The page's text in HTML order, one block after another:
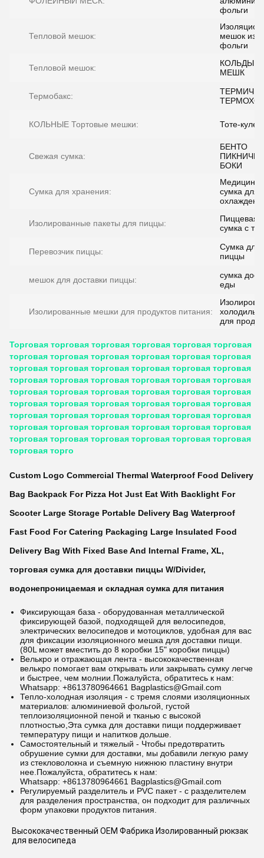
фольги
Тепловой мешок:
мешок из
фольги
Тепловой мешок:
КОЛЬДЫЙ
МЕШК
Термобакс:
КОЛЬНЫЕ Тортовые мешки: Тоте-кулер
Свежая сумка:
БЕНТО
БОКИ
Сумка для хранения:
сумка для
Изолированные пакеты для пиццы:
Пиццевая
сумка с
Перевозчик пиццы:
Сумка для
пиццы
мешок для доставки пиццы:
сумка
еды
Изолированные мешки для продуктов питания:
для
Торговая торговая торговая торговая торговая торговая
торговая торговая торговая торговая торговая торговая
торговая торговая торговая торговая торговая торговая
торговая торговая торговая торговая торговая торговая
торговая торговая торговая торговая торговая торговая
торговая торговая торговая торговая торговая торговая
торговая торговая торговая торговая торговая торговая
торговая торговая торговая торговая торговая торговая
торговая торговая торговая торговая торговая торговая
торговая торго
Custom Logo Commercial Thermal Waterproof Food Delivery
Bag Backpack For Pizza Hot Just Eat With Backlight For
Scooter Large Storage Portable Delivery Bag Waterproof
Fast Food For Catering Packaging Large Insulated Food
Delivery Bag With Fixed Base And Internal Frame, XL,
торговая сумка для доставки пиццы W/Divider,
водонепроницаемая и складная сумка для питания
Фиксирующая база - оборудованная металлической
фиксирующей базой, подходящей для велосипедов,
электрических велосипедов и мотоциклов, удобная для вас
для фиксации изоляционного мешка для доставки пищи.
(80L может вместить до 8 коробки 15" коробки пиццы)
Велькро и отражающая лента - высококачественная
велькро помогает вам открывать или закрывать сумку легче
и быстрее, чем молнии. Пожалуйста, обратитесь к нам:
Whatsapp: +8613780964661 Bagplastics@Gmail.com
Тепло-холодная изоляция - с тремя слоями изоляционных
материалов: алюминиевой фольгой, густой
теплоизоляционной пеной и тканью с высокой
плотностью,Эта сумка для доставки пищи поддерживает
температуру пищи и напитков дольше.
Самостоятельный и тяжелый - Чтобы предотвратить
обрушение сумки для доставки, мы добавили легкую раму
из стекловолокна и съемную нижнюю пластину внутри
нее. Пожалуйста, обратитесь к нам:
Whatsapp: +8613780964661 Bagplastics@Gmail.com
Регулируемый разделитель и PVC пакет - с разделителем
для разделения пространства, он подходит для различных
форм упаковки продуктов питания.
Высококачественный OEM Фабрика Изолированный рюкзак
для велосипеда